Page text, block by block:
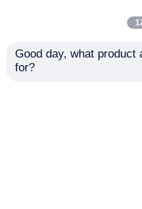
Good day, what product
for?